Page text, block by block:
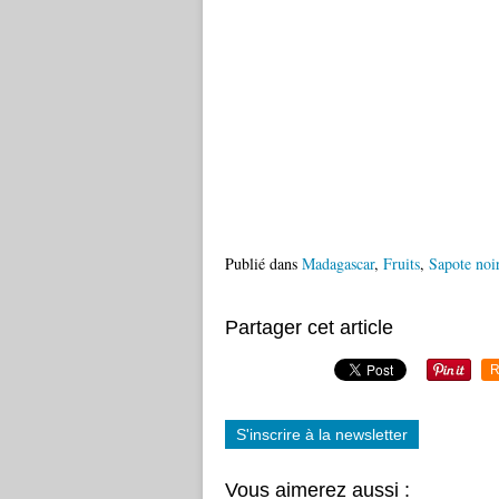
Publié dans Madagascar, Fruits, Sapote
Partager cet article
S'inscrire à la newsletter
Vous aimerez aussi :